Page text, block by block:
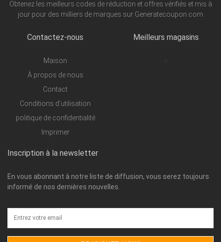
Obtenez les meilleurs codes de réduction et offres vérifiés et mis à
jour pour des milliers de marques sur Generatecoupon.com
Contactez-nous
Maison
À propos de nous
Contact
Conditions d'utilisation
politique de confidentialité
Imprimer
Meilleurs magasins
Inscription à la newsletter
En vous abonnant à notre liste de diffusion, vous serez toujours
informé de nos dernières nouvelles.